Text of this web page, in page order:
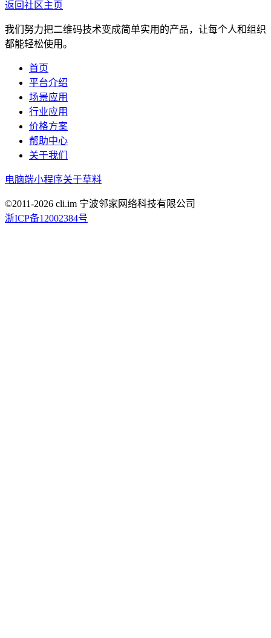
返回社区主页
我们努力把二维码技术变成简单实用的产品，让每个人和组织
都能轻松使用。
首页
平台介绍
场景应用
行业应用
价格方案
帮助中心
关于我们
电脑端小程序关于草料
©2011-2026 cli.im 宁波邻家网络科技有限公司
浙ICP备12002384号